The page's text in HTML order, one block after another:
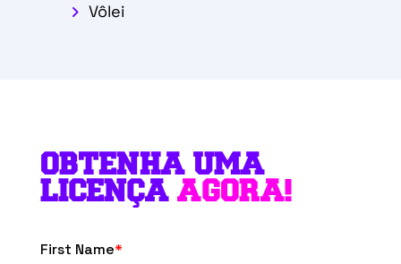
Vôlei
OBTENHA UMA
LICENÇA AGORA!